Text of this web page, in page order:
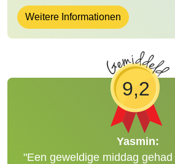
Weitere Informationen
9,2
Yasmin:
"Een geweldige middag